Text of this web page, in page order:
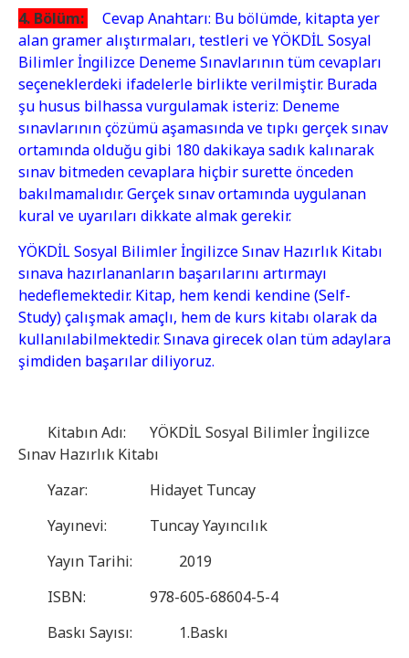
veyreyn
siyteyleyr
deyneytmey
boynuystu
veyreyn
siyteyleyr
deyneytmey
boynuystu
veyreyn
siyteyleyr
boynuystu
veyreyn
siyteyleyr
deyneytmey
boynuystu
veyreyn
boynuystu
veyreyn
deyneytmey
boynuystu
veyreyn
siyteyleyr
boynuystu
veyreyn
4. Bölüm:
Cevap Anahtarı: Bu bölümde, kitapta yer
alan gramer alıştırmaları, testleri ve YÖKDİL Sosyal
Bilimler İngilizce Deneme Sınavlarının tüm cevapları
seçeneklerdeki ifadelerle birlikte verilmiştir. Burada
şu husus bilhassa vurgulamak isteriz: Deneme
sınavlarının çözümü aşamasında ve tıpkı gerçek sınav
ortamında olduğu gibi 180 dakikaya sadık kalınarak
sınav bitmeden cevaplara hiçbir surette önceden
bakılmamalıdır. Gerçek sınav ortamında uygulanan
kural ve uyarıları dikkate almak gerekir.
YÖKDİL Sosyal Bilimler İngilizce Sınav Hazırlık Kitabı
sınava hazırlananların başarılarını artırmayı
hedeflemektedir. Kitap, hem kendi kendine (Self-
Study) çalışmak amaçlı, hem de kurs kitabı olarak da
kullanılabilmektedir. Sınava girecek olan tüm adaylara
şimdiden başarılar diliyoruz.
Kitabın Adı:
YÖKDİL Sosyal Bilimler İngilizce
Sınav Hazırlık Kitabı
Yazar:
Hidayet Tuncay
Yayınevi:
Tuncay Yayıncılık
Yayın Tarihi:
2019
ISBN:
978-605-68604-5-4
Baskı Sayısı:
1.Baskı